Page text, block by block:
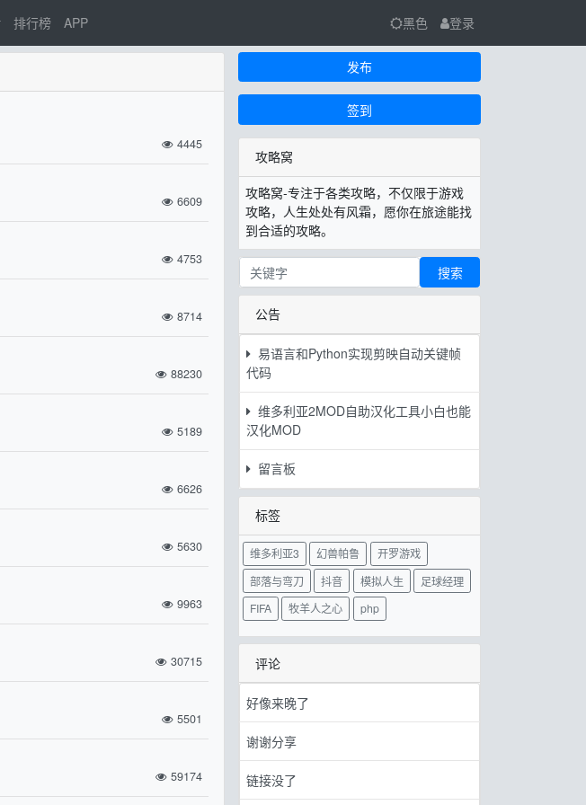
排行榜 APP 黑色 登录
4445
6609
4753
8714
88230
5189
6626
5630
9963
30715
5501
59174
发布
签到
攻略窝
攻略窝-专注于各类攻略，不仅限于游戏
攻略，人生处处有风霜，愿你在旅途能找
到合适的攻略。
搜索
公告
易语言和Python实现剪映自动关键帧
代码
维多利亚2MOD自助汉化工具小白也能
汉化MOD
留言板
标签
维多利亚3 幻兽帕鲁
开罗游戏
部落与弯刀
抖音 模拟人生
足球经理
FIFA
牧羊人之心 php
评论
好像来晚了
谢谢分享
链接没了